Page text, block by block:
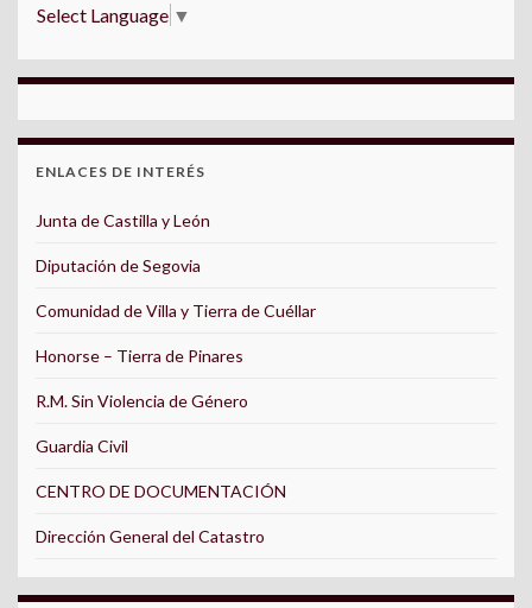
Select Language ▼
ENLACES DE INTERÉS
Junta de Castilla y León
Diputación de Segovia
Comunidad de Villa y Tierra de Cuéllar
Honorse – Tierra de Pinares
R.M. Sin Violencia de Género
Guardia Civil
CENTRO DE DOCUMENTACIÓN
Dirección General del Catastro